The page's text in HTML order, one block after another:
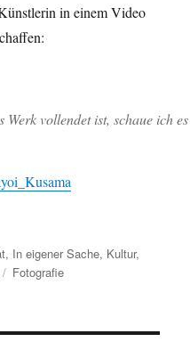
in einem Video
vollendet ist, schaue ich
, In eigener Sache, Kultur,
Schlagwörter
Fotografie